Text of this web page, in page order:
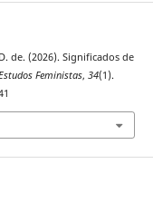
de. (2026). Significados de
Feministas, 34(1).